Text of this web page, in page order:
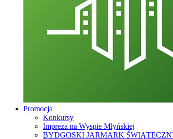
Promocja
Konkursy
Impreza na Wyspie Młyńskiej
BYDGOSKI JARMARK